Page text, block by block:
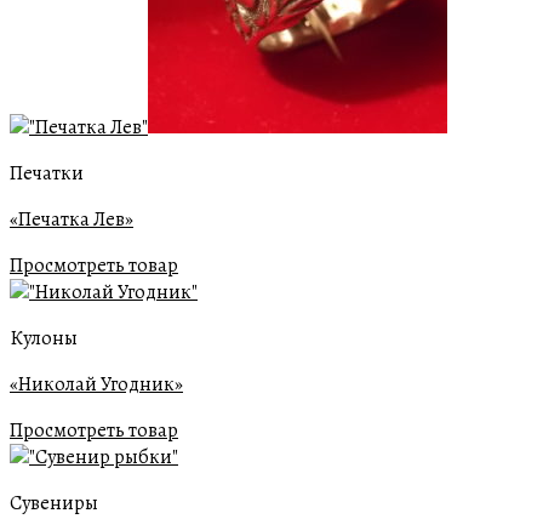
Печатки
«Печатка Лев»
Просмотреть товар
Кулоны
«Николай Угодник»
Просмотреть товар
Сувениры